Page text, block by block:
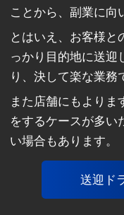
ことから、副業に向
とはいえ、お客様と
っかり目的地に送迎
り、決して楽な業務
また店舗にもよりま
をするケースが多い
い場合もあります。
送迎ド